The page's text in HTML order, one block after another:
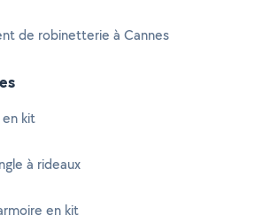
de robinetterie à Cannes
kit
à rideaux
en kit